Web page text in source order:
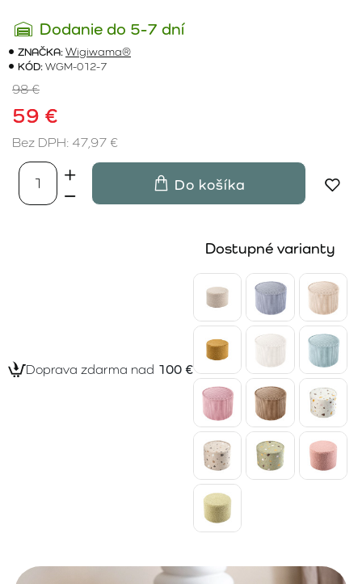
Dodanie do 5-7 dní
ZNAČKA:Wigiwama®
KÓD:WGM-012-7
59 €
98 €
Bez DPH: 47,97 €
Do košíka
Doprava zdarma nad 100 €
Dostupné varianty